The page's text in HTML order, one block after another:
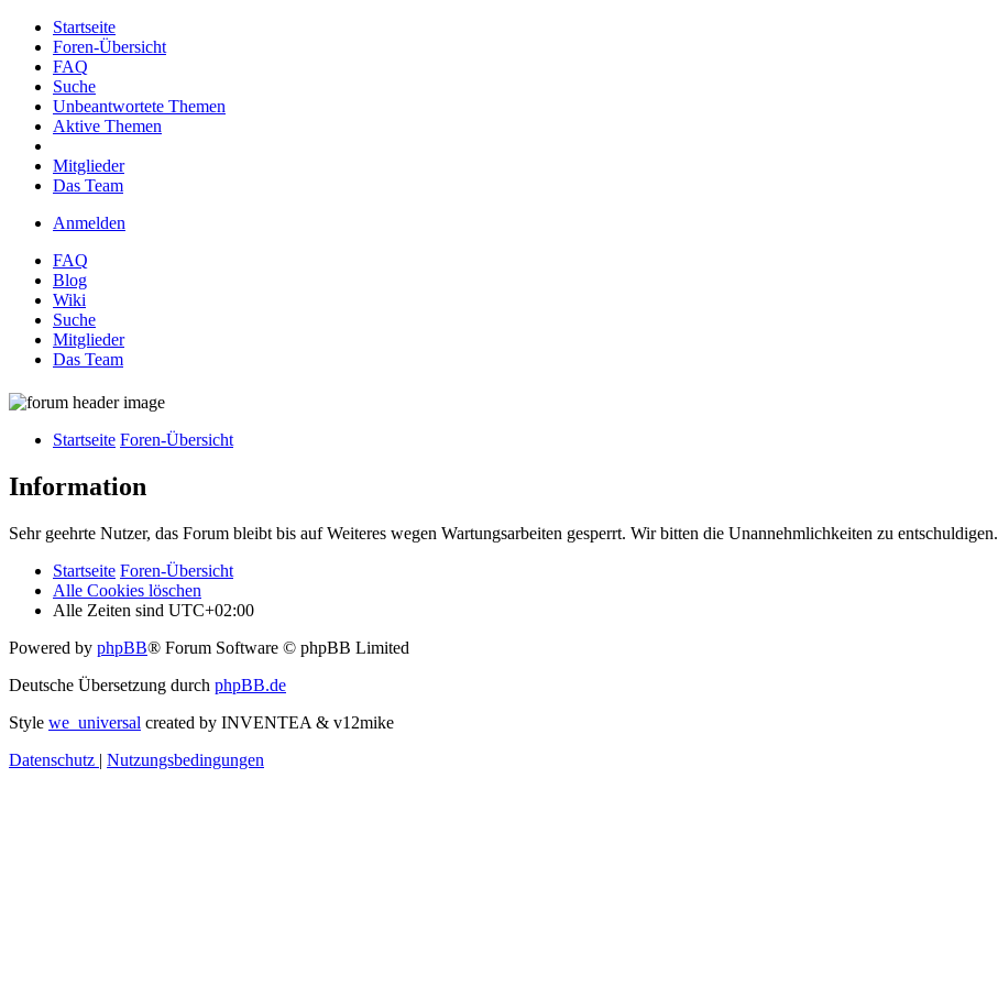
Startseite
Foren-Übersicht
FAQ
Suche
Unbeantwortete Themen
Aktive Themen
Mitglieder
Das Team
Anmelden
FAQ
Blog
Wiki
Suche
Mitglieder
Das Team
Startseite Foren-Übersicht
Information
Sehr geehrte Nutzer, das Forum bleibt bis auf Weiteres wegen Wartungsarbeiten gesperrt. Wir bitten die Unannehmlichkeiten zu entschuldigen.
Startseite Foren-Übersicht
Alle Cookies löschen
Alle Zeiten sind UTC+02:00
Powered by phpBB® Forum Software © phpBB Limited
Deutsche Übersetzung durch phpBB.de
Style we_universal created by INVENTEA & v12mike
Datenschutz | Nutzungsbedingungen